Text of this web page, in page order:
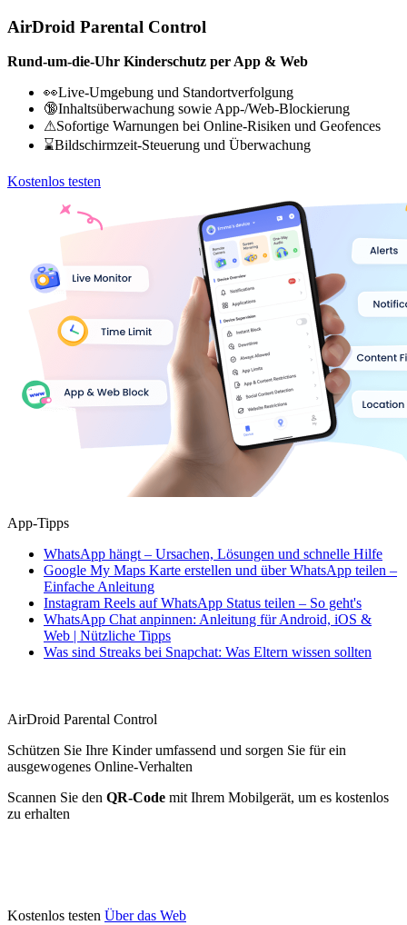
AirDroid Parental Control
Rund-um-die-Uhr Kinderschutz per App & Web
👀Live-Umgebung und Standortverfolgung
🔞Inhaltsüberwachung sowie App-/Web-Blockierung
⚠Sofortige Warnungen bei Online-Risiken und Geofences
⌛Bildschirmzeit-Steuerung und Überwachung
Kostenlos testen
App-Tipps
WhatsApp hängt – Ursachen, Lösungen und schnelle Hilfe
Google My Maps Karte erstellen und über WhatsApp teilen –
Einfache Anleitung
Instagram Reels auf WhatsApp Status teilen – So geht's
WhatsApp Chat anpinnen: Anleitung für Android, iOS &
Web | Nützliche Tipps
Was sind Streaks bei Snapchat: Was Eltern wissen sollten
AirDroid Parental Control
Schützen Sie Ihre Kinder umfassend und sorgen Sie für ein
ausgewogenes Online-Verhalten
Scannen Sie den QR-Code mit Ihrem Mobilgerät, um es kostenlos
zu erhalten
Kostenlos testen Über das Web